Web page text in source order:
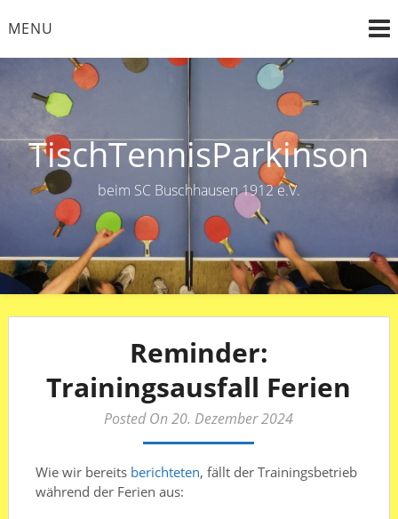
toMENU
TischTennisParkinson
beim SC Buschhausen 1912 e.V.
Reminder:
Trainingsausfall Ferien
Posted On 20. Dezember 2024
Wie wir bereits berichteten, fällt der Trainingsbetrieb
während der Ferien aus: